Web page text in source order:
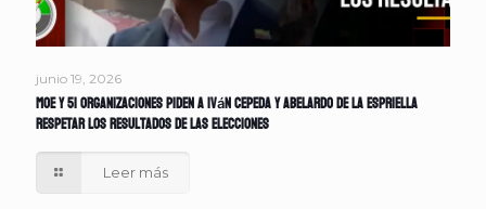
junio 19, 2026
MOE y 51 organizaciones piden a Iván Cepeda y Abelardo de la Espriella
respetar los resultados de las elecciones
Leer más